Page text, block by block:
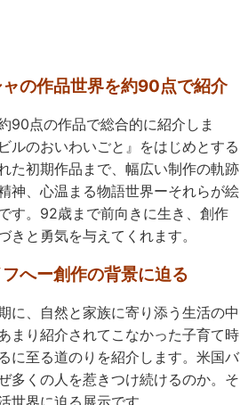
の作品世界を約90点で紹介
90点の作品で総合的に紹介しま
ルのおいわいごと』をはじめとする
た初期作品まで、幅広い制作の軌跡
神、心温まる物語世界ーそれらが絵
。 92歳まで前向きに生き、創作
と勇気を与えてくれます。
へー創作の背景に迫る
に、自然と家族に寄り添う生活の中
まり紹介されてこなかった子育て時
に至る道のりを紹介します。米国バ
多くの人を惹きつけ続けるのか。そ